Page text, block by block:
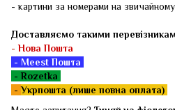
- картини за номерами на звичайному
Доставляємо такими
-Нова Пошта
- Meest Пошта
- Rozetka
-Укрпошта (лише повна оплата)